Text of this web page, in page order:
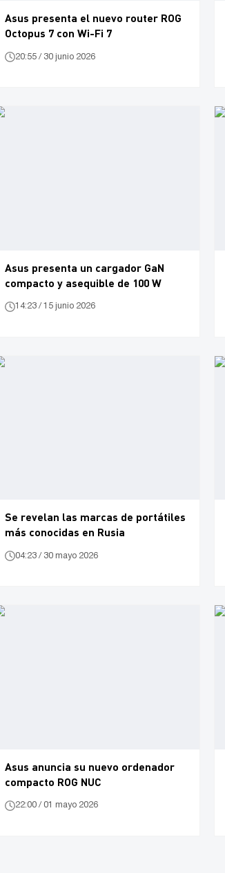
Asus presenta el nuevo router ROG
Octopus 7 con Wi-Fi 7
20:55 / 30 junio 2026
Asus presenta un cargador GaN
compacto y asequible de 100 W
14:23 / 15 junio 2026
Se revelan las marcas de portátiles
más conocidas en Rusia
04:23 / 30 mayo 2026
Asus anuncia su nuevo ordenador
compacto ROG NUC
22:00 / 01 mayo 2026